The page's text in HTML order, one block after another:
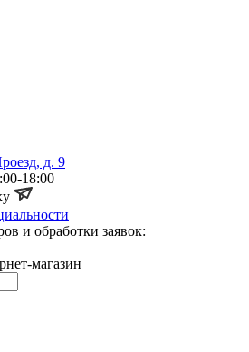
д. 9
18:00
и обработки заявок:
магазин